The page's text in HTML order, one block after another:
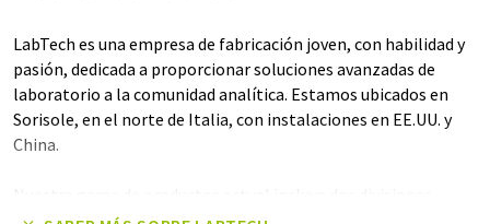
LabTech es una empresa de fabricación joven, con habilidad y
pasión, dedicada a proporcionar soluciones avanzadas de
laboratorio a la comunidad analítica. Estamos ubicados en
Sorisole, en el norte de Italia, con instalaciones en EE.UU. y
China.
principales: soluciones de refrigeración y equipos de